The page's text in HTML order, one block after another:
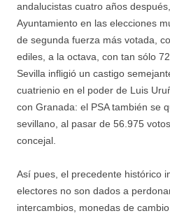
andalucistas cuatro años
Ayuntamiento en las elecciones
de segunda fuerza más votada,
ediles, a la octava, con tan sólo
Sevilla infligió un castigo
cuatrienio en el poder de Luis
con Granada: el PSA también se
sevillano, al pasar de 56.975
concejal.
Así pues, el precedente histórico
electores no son dados a
intercambios, monedas de